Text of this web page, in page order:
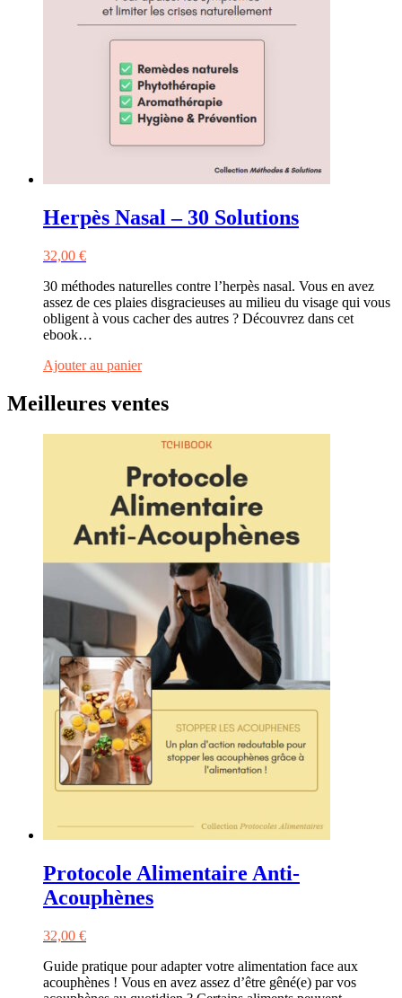
Herpès Nasal – 30 Solutions
32,00 €
30 méthodes naturelles contre l’herpès nasal. Vous en avez
assez de ces plaies disgracieuses au milieu du visage qui vous
obligent à vous cacher des autres ? Découvrez dans cet
ebook…
Ajouter au panier
Meilleures ventes
Protocole Alimentaire Anti-
Acouphènes
32,00 €
Guide pratique pour adapter votre alimentation face aux
acouphènes ! Vous en avez assez d’être gêné(e) par vos